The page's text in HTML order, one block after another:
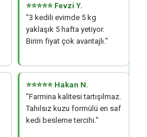
⭐⭐⭐⭐⭐ Fevzi Y.
"3 kedili evimde 5 kg
yaklaşık 5 hafta yetiyor.
Birim fiyat çok avantajlı."
⭐⭐⭐⭐⭐ Hakan N.
"Farmina kalitesi tartışılmaz.
Tahılsız kuzu formülü en saf
kedi besleme tercihi."